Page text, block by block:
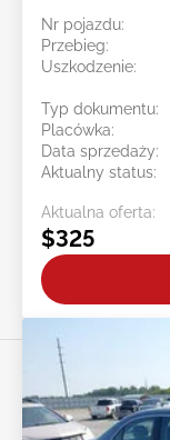
Nr pojazdu:
Przebieg:
Uszkodzenie:
Typ dokumentu:
Placówka:
Data sprzedaży:
Aktualny status:
Aktualna oferta:
$325